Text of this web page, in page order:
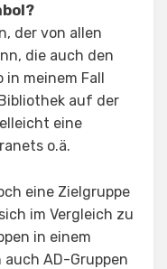
der von allen
die auch den
in meinem Fall
auf der
eine
o.ä.
eine Zielgruppe
im Vergleich zu
in einem
AD-Gruppen